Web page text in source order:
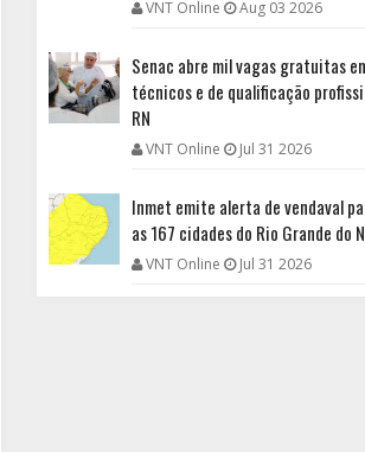
VNT Online Aug 03 2026
Senac abre mil vagas gratuitas
técnicos e de qualificação
RN
VNT Online Jul 31 2026
Inmet emite alerta de vendaval
as 167 cidades do Rio Grande do
VNT Online Jul 31 2026